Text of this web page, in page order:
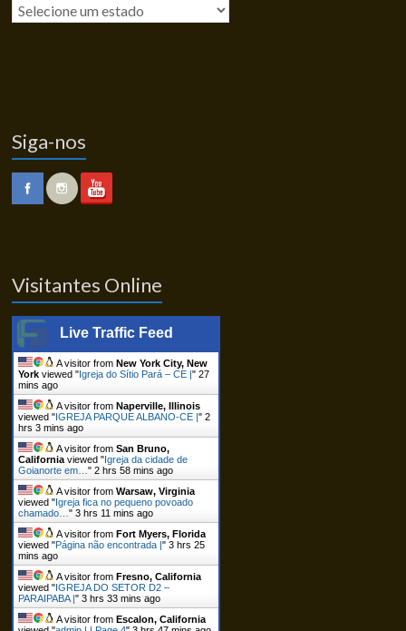
Siga-nos
Visitantes Online
Live Traffic Feed
A visitor fromNew York City, New
York viewed "Igreja do Sítio Pará – CE |"27
mins ago
A visitor fromNaperville, Illinois
viewed "IGREJA PARQUE ALBANO-CE |"2
hrs 3 mins ago
A visitor fromSan Bruno,
California viewed "Igreja da cidade de
Goianorte em…"2 hrs 58 mins ago
A visitor fromWarsaw, Virginia
viewed "Igreja fica no pequeno povoado
chamado…"3 hrs 11 mins ago
A visitor fromFort Myers, Florida
viewed "Página não encontrada |"3 hrs 25
mins ago
A visitor fromFresno, California
viewed "IGREJA DO SETOR D2 –
PARAIPABA |"3 hrs 33 mins ago
A visitor fromEscalon, California